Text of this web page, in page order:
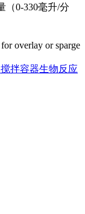
（0-330毫升/分
overlay or sparge
搅拌容器生物反应